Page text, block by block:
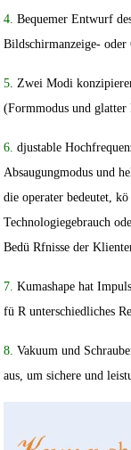
4.Bequemer Entwurf
Bildschirmanzeige-
5. Zwei Modi
(Formmodus und glatter
6.djustable
Absaugungmodus und
die operater bedeutet,
Technologiegebrauch
Bedü Rfnisse der
7.Kumashape hat
fü R unterschiedliches
8.Vakuum und
aus, um sichere und